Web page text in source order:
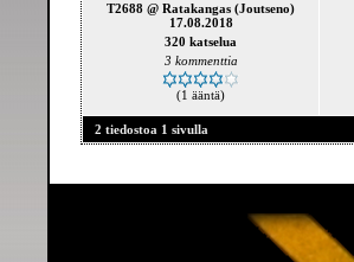
T2688 @ Ratakangas (Joutseno)
17.08.2018
320 katselua
3 kommenttia
(1 ääntä)
2 tiedostoa 1 sivulla